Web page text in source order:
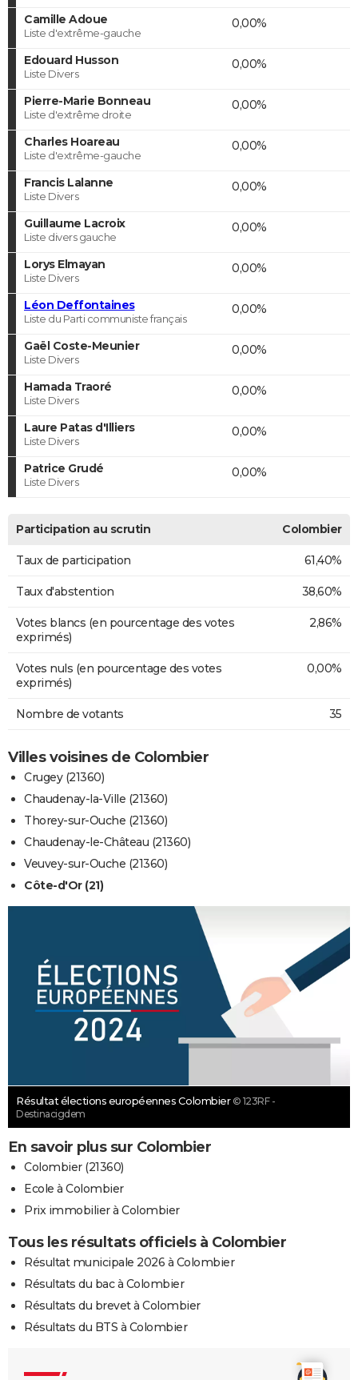
Camille Adoue
Liste d'extrême-gauche
0,00%
Edouard Husson
Liste Divers
0,00%
Pierre-Marie Bonneau
Liste d'extrême droite
0,00%
Charles Hoareau
Liste d'extrême-gauche
0,00%
Francis Lalanne
Liste Divers
0,00%
Guillaume Lacroix
Liste divers gauche
0,00%
Lorys Elmayan
Liste Divers
0,00%
Léon Deffontaines
Liste du Parti communiste français
0,00%
Gaël Coste-Meunier
Liste Divers
0,00%
Hamada Traoré
Liste Divers
0,00%
Laure Patas d'Illiers
Liste Divers
0,00%
Patrice Grudé
Liste Divers
0,00%
Participation au scrutin Colombier
Taux de participation 61,40%
Taux d'abstention 38,60%
Votes blancs (en pourcentage des votes
exprimés)
2,86%
Votes nuls (en pourcentage des votes
exprimés)
0,00%
Nombre de votants 35
Villes voisines de Colombier
Crugey (21360)
Chaudenay-la-Ville (21360)
Thorey-sur-Ouche (21360)
Chaudenay-le-Château (21360)
Veuvey-sur-Ouche (21360)
Côte-d'Or (21)
Résultat élections européennes Colombier © 123RF -
Destinacigdem
En savoir plus sur Colombier
Colombier (21360)
Ecole à Colombier
Prix immobilier à Colombier
Tous les résultats officiels à Colombier
Résultat municipale 2026 à Colombier
Résultats du bac à Colombier
Résultats du brevet à Colombier
Résultats du BTS à Colombier